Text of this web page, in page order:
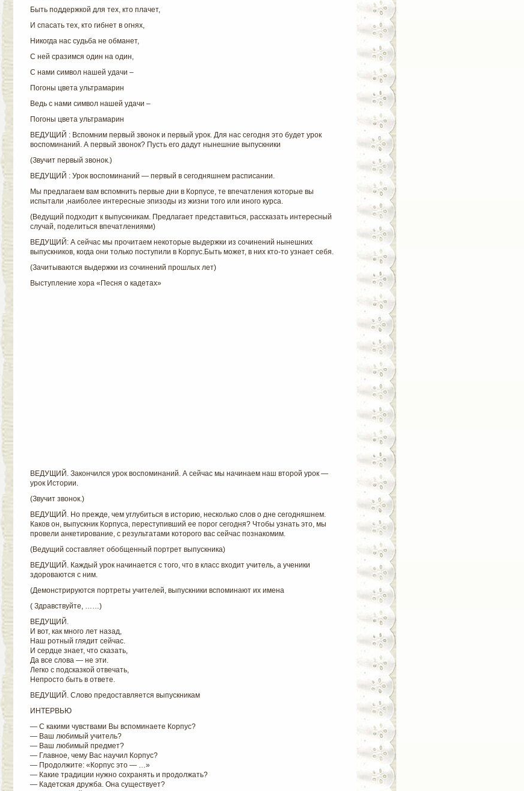
Быть поддержкой для тех, кто плачет,
И спасать тех, кто гибнет в огнях,
Никогда нас судьба не обманет,
С ней сразимся один на один,
С нами символ нашей удачи –
Погоны цвета ультрамарин
Ведь с нами символ нашей удачи –
Погоны цвета ультрамарин
ВЕДУЩИЙ : Вспомним первый звонок и первый урок. Для нас сегодня это будет урок
воспоминаний. А первый звонок? Пусть его дадут нынешние выпускники
(Звучит первый звонок.)
ВЕДУЩИЙ : Урок воспоминаний — первый в сегодняшнем расписании.
Мы предлагаем вам вспомнить первые дни в Корпусе, те впечатления которые вы
испытали ,наиболее интересные эпизоды из жизни того или иного курса.
(Ведущий подходит к выпускникам. Предлагает представиться, рассказать интересный
случай, поделиться впечатлениями)
ВЕДУЩИЙ: А сейчас мы прочитаем некоторые выдержки из сочинений нынешних
выпускников, когда они только поступили в Корпус.Быть может, в них кто-то узнает себя.
(Зачитываются выдержки из сочинений прошлых лет)
Выступление хора «Песня о кадетах»
ВЕДУЩИЙ. Закончился урок воспоминаний. А сейчас мы начинаем наш второй урок —
урок Истории.
(Звучит звонок.)
ВЕДУЩИЙ. Но прежде, чем углубиться в историю, несколько слов о дне сегодняшнем.
Каков он, выпускник Корпуса, переступивший ее порог сегодня? Чтобы узнать это, мы
провели анкетирование, с результатами которого вас сейчас познакомим.
(Ведущий составляет обобщенный портрет выпускника)
ВЕДУЩИЙ. Каждый урок начинается с того, что в класс входит учитель, а ученики
здороваются с ним.
(Демонстрируются портреты учителей, выпускники вспоминают их имена
( Здравствуйте, ……)
ВЕДУЩИЙ.
И вот, как много лет назад,
Наш ротный глядит сейчас.
И сердце знает, что сказать,
Да все слова — не эти.
Легко с подсказкой отвечать,
Непросто быть в ответе.
ВЕДУЩИЙ. Слово предоставляется выпускникам
ИНТЕРВЬЮ
— С какими чувствами Вы вспоминаете Корпус?
— Ваш любимый учитель?
— Ваш любимый предмет?
— Главное, чему Вас научил Корпус?
— Продолжите: «Корпус это — …»
— Какие традиции нужно сохранять и продолжать?
— Кадетская дружба. Она существует?